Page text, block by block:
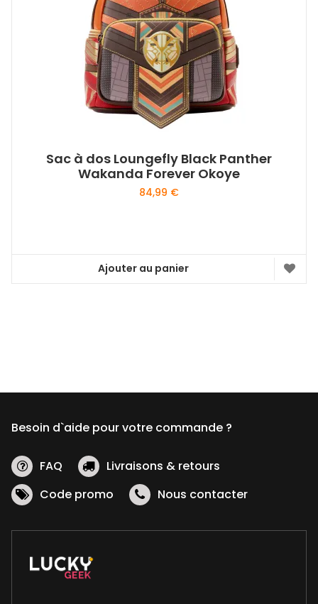
Sac à dos Loungefly Black Panther
Wakanda Forever Okoye
84,99 €
Ajouter au panier
Besoin d`aide pour votre commande ?
FAQ
Livraisons & retours
Code promo
Nous contacter